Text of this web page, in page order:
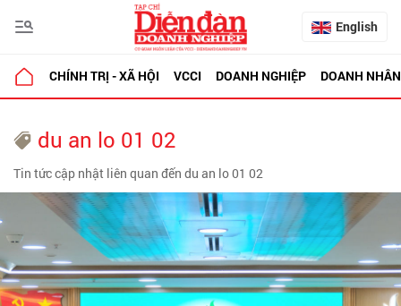
English
CHÍNH TRỊ - XÃ HỘI VCCI DOANH NGHIỆP DOANH NHÂN
du an lo 01 02
Tin tức cập nhật liên quan đến du an lo 01 02